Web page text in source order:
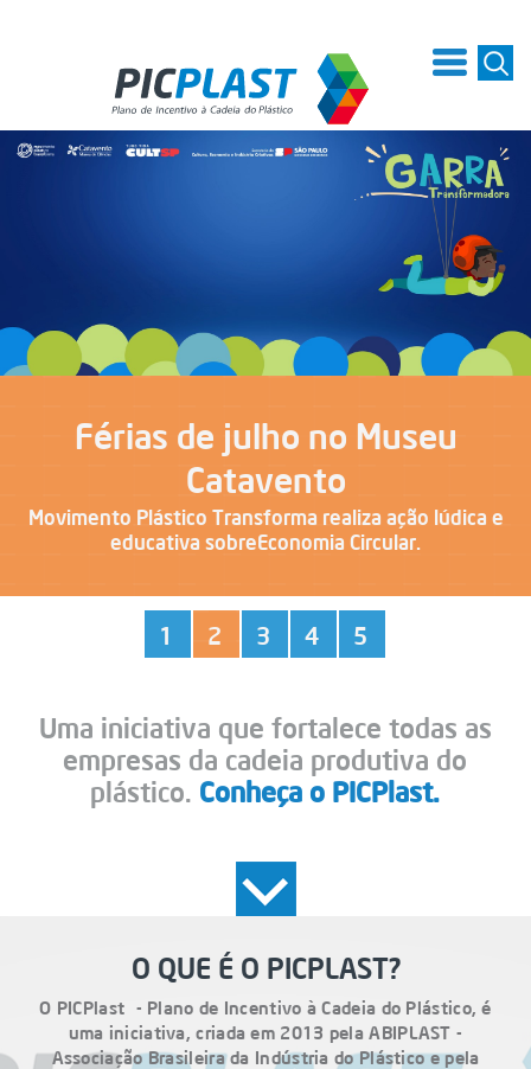
Férias de julho no Museu
Catavento
Movimento Plástico Transforma realiza ação lúdica e
educativa sobreEconomia Circular.
1 2 3 4 5
Uma iniciativa que fortalece todas as
empresas da cadeia produtiva do
plástico. Conheça o PICPlast.
O QUE É O PICPLAST?
O PICPlast - Plano de Incentivo à Cadeia do Plástico, é
uma iniciativa, criada em 2013 pela ABIPLAST -
Associação Brasileira da Indústria do Plástico e pela